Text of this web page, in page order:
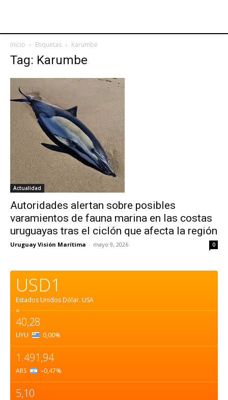
Inicio Etiquetas Karumbe
Tag: Karumbe
Actualidad
Autoridades alertan sobre posibles
varamientos de fauna marina en las costas
uruguayas tras el ciclón que afecta la región
Uruguay Visión Marítima - mayo 9, 2026 0
USD1
Estados Unidos Dólar. USA
=
40,28
UYU 0,00%
1.491,94
ARS –0,47%
5,10